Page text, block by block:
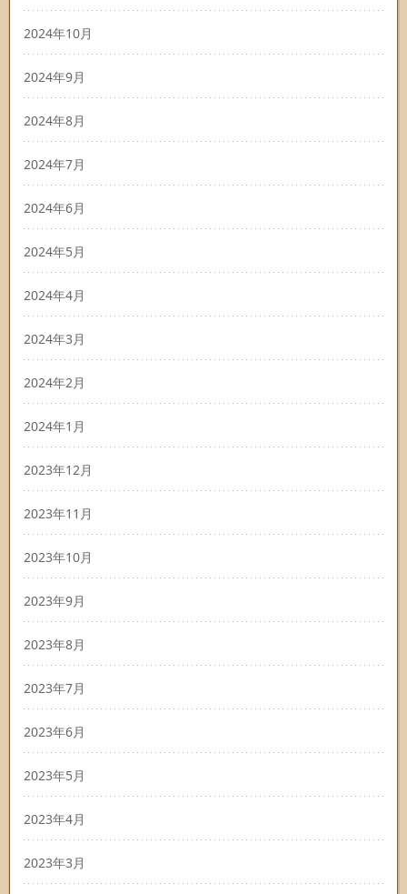
2024年10月
2024年9月
2024年8月
2024年7月
2024年6月
2024年5月
2024年4月
2024年3月
2024年2月
2024年1月
2023年12月
2023年11月
2023年10月
2023年9月
2023年8月
2023年7月
2023年6月
2023年5月
2023年4月
2023年3月